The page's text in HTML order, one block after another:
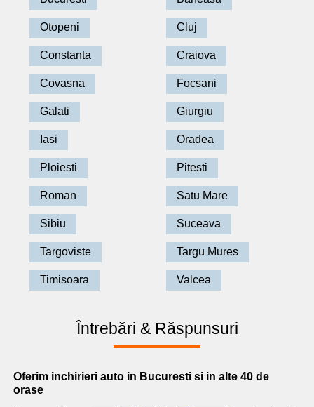
Otopeni Cluj
Constanta Craiova
Covasna Focsani
Galati Giurgiu
Iasi Oradea
Ploiesti Pitesti
Roman Satu Mare
Sibiu Suceava
Targoviste Targu Mures
Timisoara Valcea
Întrebări & Răspunsuri
Oferim inchirieri auto in Bucurestisi in alte 40 de
orase